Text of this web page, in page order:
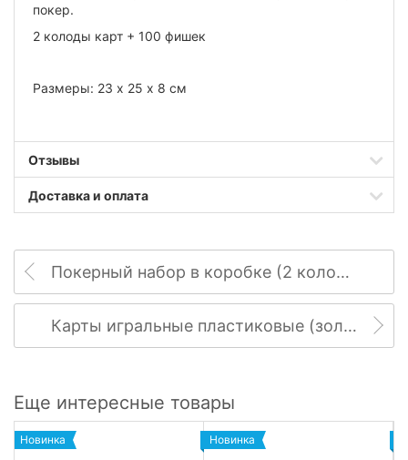
покер.
2 колоды карт + 100 фишек
Размеры: 23 х 25 х 8 см
Отзывы
Доставка и оплата
Покерный набор в коробке (2 колоды карт + 200 фишек)
Карты игральные пластиковые (золотые)
Еще интересные товары
Новинка Новинка